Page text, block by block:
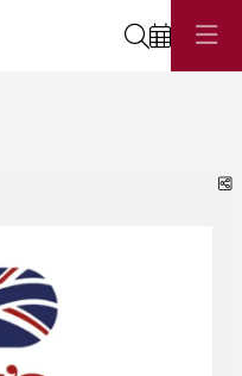
Cerca